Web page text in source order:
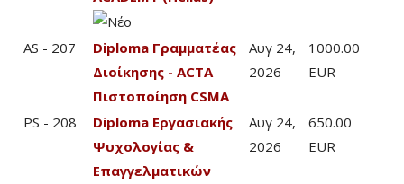
AS - 207
Diploma Γραμματέας
Διοίκησης - ACTA
Πιστοποίηση CSMA
Αυγ 24,
2026
1000.00
EUR
PS - 208
Diploma Εργασιακής
Ψυχολογίας &
Επαγγελματικών
Αυγ 24,
2026
650.00
EUR